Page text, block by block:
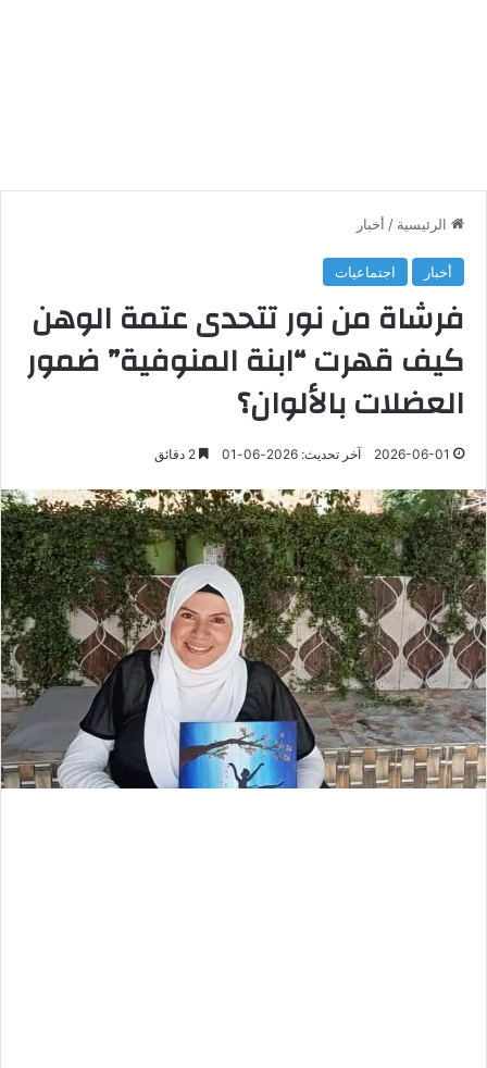
الرئيسية / أخبار
أخبار اجتماعيات
فرشاة من نور تتحدى عتمة الوهن
كيف قهرت “ابنة المنوفية” ضمور
العضلات بالألوان؟
2026-06-01 آخر تحديث: 2026-06-01